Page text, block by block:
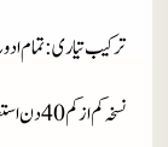
ترکیب تیاری: تمام
نسخہ کم از کم 40 دن استعمال کریں انشاءاللہ جریان احتلام اور نامردی ختم ہو گی۔